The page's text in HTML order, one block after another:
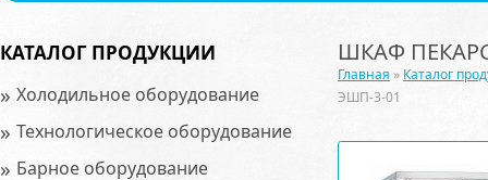
КАТАЛОГ ПРОДУКЦИИ
» Холодильное оборудование
» Технологическое оборудование
» Барное оборудование
ШКАФ
Главная » Каталог
ЭШП-3-01